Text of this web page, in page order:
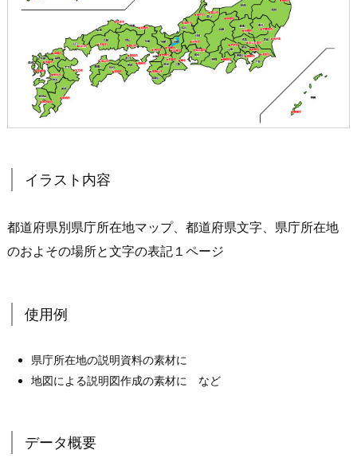
イラスト内容
都道府県別県庁所在地マップ、都道府県文字、県庁所在地
のおよその場所と文字の表記１ページ
使用例
県庁所在地の説明資料の素材に
地図による説明図作成の素材に など
データ概要